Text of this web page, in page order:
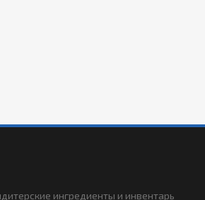
ингредиенты и инвентарь